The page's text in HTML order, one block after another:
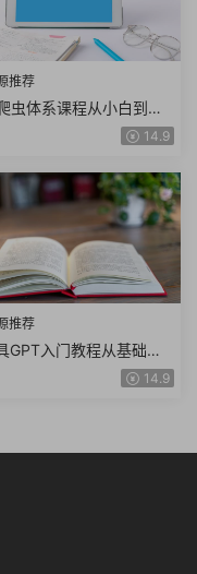
推荐
虫体系课程从小白到高
松搞定网络爬虫快速掌握
14.9
推荐
GPT入门教程从基础概
高级功能从技术进阶到实
14.9